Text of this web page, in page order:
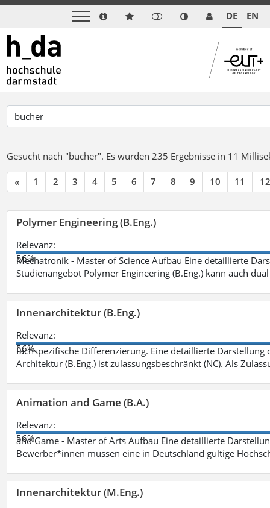
DE EN
Gesucht nach "bücher". Es wurden 235 Ergebnisse in 11
« 1 2 3 4 5 6 7 8 9 10 11 12
Polymer Engineering (B.Eng.)
Relevanz:
56%
Mechatronik - Master of Science Aufbau Eine detaillierte
Studienangebot Polymer Engineering (B.Eng.) kann auch
Innenarchitektur (B.Eng.)
Relevanz:
56%
fachspezifische Differenzierung. Eine detaillierte
Architektur (B.Eng.) ist zulassungsbeschränkt (NC). Als
Animation and Game (B.A.)
Relevanz:
56%
and Game - Master of Arts Aufbau Eine detaillierte
Bewerber*innen müssen eine in Deutschland gültige
Innenarchitektur (M.Eng.)